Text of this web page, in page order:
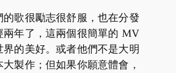
歌很勵志很舒服，也在分發
兩年了，這兩個很簡單的 MV
的美好。或者他們不是大明
製作；但如果你願意體會，